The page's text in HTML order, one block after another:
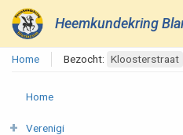
Heemkundekring
Home Bezocht: Kloosterstraat
Home
Verenigi